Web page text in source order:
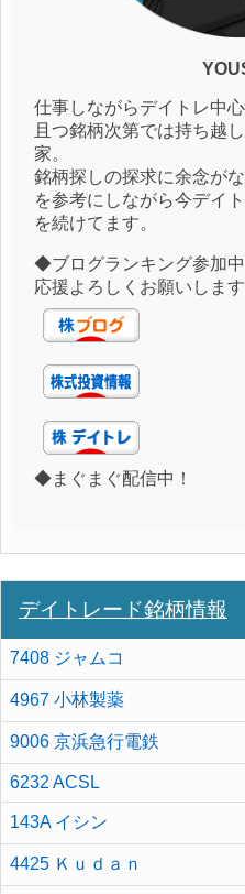
仕事しながらデイトレ中
且つ銘柄次第では持ち越
家。
銘柄探しの探求に余念が
を参考にしながら今デイ
を続けてます。
◆ブログランキング参加中
応援よろしくお願いします
◆まぐまぐ配信中！
デイトレード銘柄情報
7408 ジャムコ
4967 小林製薬
9006 京浜急行電鉄
6232 ACSL
143A イシン
4425 Ｋｕｄａｎ